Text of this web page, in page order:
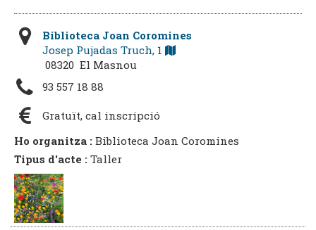
Biblioteca Joan Coromines
Josep Pujadas Truch, 1
08320 El Masnou
93 557 18 88
Gratuït, cal inscripció
Ho organitza : Biblioteca Joan Coromines
Tipus d'acte : Taller